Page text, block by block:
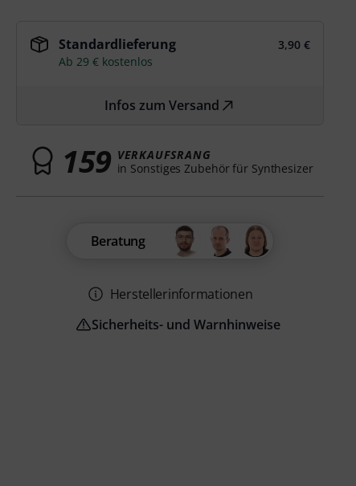
Standardlieferung
3,90 €
Ab 29 € kostenlos
Infos zum Versand
159 VERKAUFSRANG
in Sonstiges Zubehör für Synthesizer
Beratung
Herstellerinformationen
Sicherheits- und Warnhinweise